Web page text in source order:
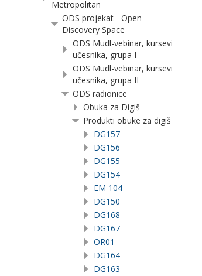
Metropolitan
ODS projekat - Open
Discovery Space
ODS Mudl-vebinar, kursevi
učesnika, grupa I
ODS Mudl-vebinar, kursevi
učesnika, grupa II
ODS radionice
Obuka za Digiš
Produkti obuke za digiš
DG157
DG156
DG155
DG154
EM 104
DG150
DG168
DG167
OR01
DG164
DG163